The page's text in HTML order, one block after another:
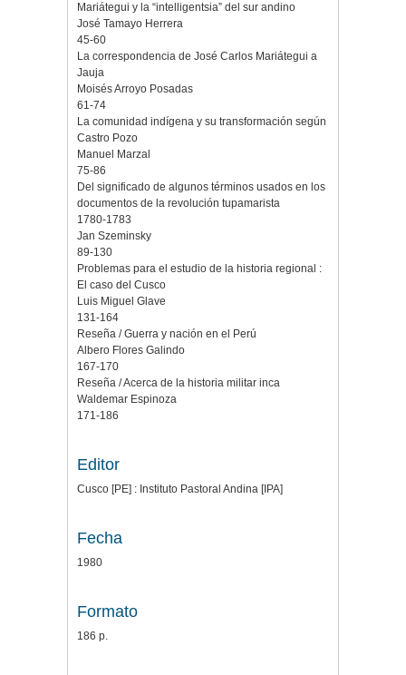
Mariátegui y la “intelligentsia” del sur andino
José Tamayo Herrera
45-60
La correspondencia de José Carlos Mariátegui a
Jauja
Moisés Arroyo Posadas
61-74
La comunidad indígena y su transformación según
Castro Pozo
Manuel Marzal
75-86
Del significado de algunos términos usados en los
documentos de la revolución tupamarista
1780-1783
Jan Szeminsky
89-130
Problemas para el estudio de la historia regional :
El caso del Cusco
Luis Miguel Glave
131-164
Reseña / Guerra y nación en el Perú
Albero Flores Galindo
167-170
Reseña / Acerca de la historia militar inca
Waldemar Espinoza
171-186
Editor
Cusco [PE] : Instituto Pastoral Andina [IPA]
Fecha
1980
Formato
186 p.